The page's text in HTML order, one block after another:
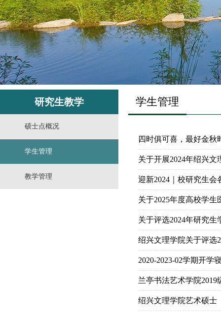
研究生教学
硕士点概况
学生管理
教学管理
学生管理
四时俱可喜，最好金秋
关于开展2024年绍兴
迎新2024｜校研究生会
关于2025年度高校学
关于评选2024年研究生
绍兴文理学院关于评选
2020-2023-02学期开学
兰亭书法艺术学院
绍兴文理学院艺术硕士